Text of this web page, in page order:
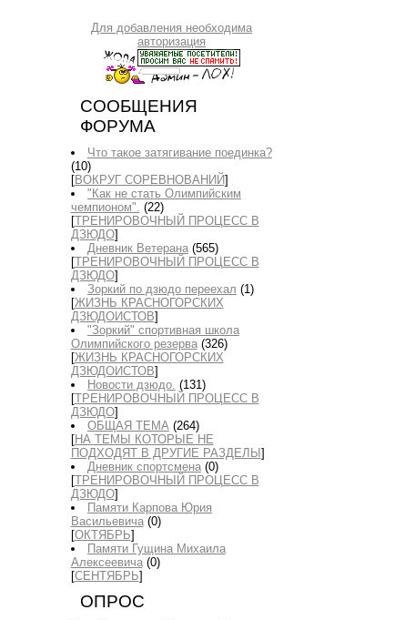
Для добавления необходима
авторизация
СООБЩЕНИЯ
ФОРУМА
Что такое затягивание поединка?
(10)
[ВОКРУГ СОРЕВНОВАНИЙ]
"Как не стать Олимпийским
чемпионом". (22)
[ТРЕНИРОВОЧНЫЙ ПРОЦЕСС В
ДЗЮДО]
Дневник Ветерана (565)
[ТРЕНИРОВОЧНЫЙ ПРОЦЕСС В
ДЗЮДО]
Зоркий по дзюдо переехал (1)
[ЖИЗНЬ КРАСНОГОРСКИХ
ДЗЮДОИСТОВ]
"Зоркий" спортивная школа
Олимпийского резерва (326)
[ЖИЗНЬ КРАСНОГОРСКИХ
ДЗЮДОИСТОВ]
Новости дзюдо. (131)
[ТРЕНИРОВОЧНЫЙ ПРОЦЕСС В
ДЗЮДО]
ОБЩАЯ ТЕМА (264)
[НА ТЕМЫ КОТОРЫЕ НЕ
ПОДХОДЯТ В ДРУГИЕ РАЗДЕЛЫ ]
Дневник спортсмена (0)
[ТРЕНИРОВОЧНЫЙ ПРОЦЕСС В
ДЗЮДО]
Памяти Карпова Юрия
Васильевича (0)
[ОКТЯБРЬ]
Памяти Гущина Михаила
Алексеевича (0)
[СЕНТЯБРЬ]
ОПРОС